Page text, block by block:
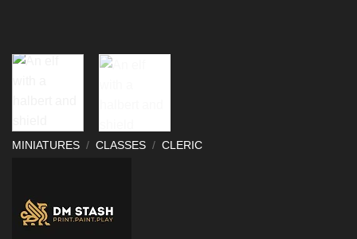
MINIATURES / CLASSES / CLERIC